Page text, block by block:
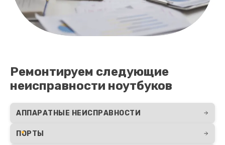
1490 руб.
Ремонтируем следующие
неисправности ноутбуков
АППАРАТНЫЕ НЕИСПРАВНОСТИ
ПОРТЫ